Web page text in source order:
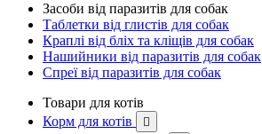
Засоби від паразитів для собак
Таблетки від глистів для собак
Краплі від бліх та кліщів для собак
Нашийники від паразитів для собак
Спреї від паразитів для собак
Товари для котів
Корм для котів
